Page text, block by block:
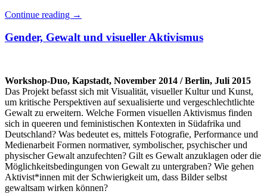
Continue reading →
Gender, Gewalt und visueller Aktivismus
Workshop-Duo, Kapstadt, November 2014 / Berlin, Juli 2015
Das Projekt befasst sich mit Visualität, visueller Kultur und Kunst,
um kritische Perspektiven auf sexualisierte und vergeschlechtlichte
Gewalt zu erweitern. Welche Formen visuellen Aktivismus finden
sich in queeren und feministischen Kontexten in Südafrika und
Deutschland? Was bedeutet es, mittels Fotografie, Performance und
Medienarbeit Formen normativer, symbolischer, psychischer und
physischer Gewalt anzufechten? Gilt es Gewalt anzuklagen oder die
Möglichkeitsbedingungen von Gewalt zu untergraben? Wie gehen
Aktivist*innen mit der Schwierigkeit um, dass Bilder selbst
gewaltsam wirken können?